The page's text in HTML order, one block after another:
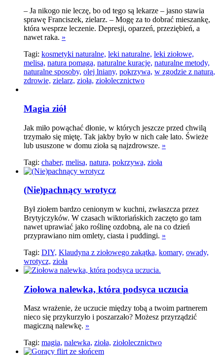
– Ja nikogo nie leczę, bo od tego są lekarze – jasno stawia
sprawę Franciszek, zielarz. – Mogę za to dobrać mieszankę,
która wesprze leczenie. Depresji, oparzeń, przeziębień, a
nawet raka. »
Tagi: kosmetyki naturalne, leki naturalne, leki ziołowe,
melisa, natura pomaga, naturalne kuracje, naturalne metody,
naturalne sposoby, olej lniany, pokrzywa, w zgodzie z naturą,
zdrowie, zielarz, zioła, ziołolecznictwo
Magia ziół
Jak miło powąchać dłonie, w których jeszcze przed chwilą
trzymało się miętę. Tak jakby było w nich całe lato. Świeże
lub ususzone w domu zioła są najzdrowsze. »
Tagi: chaber, melisa, natura, pokrzywa, zioła
(Nie)pachnący wrotycz
Był ziołem bardzo cenionym w kuchni, zwłaszcza przez
Brytyjczyków. W czasach wiktoriańskich zaczęto go tam
nawet uprawiać jako roślinę ozdobną, ale na co dzień
przyprawiano nim omlety, ciasta i puddingi. »
Tagi: DIY, Klaudyna z ziołowego zakątka, komary, owady,
wrotycz, zioła
Ziołowa nalewka, która podsyca uczucia
Masz wrażenie, że uczucie między tobą a twoim partnerem
nieco się przykurzyło i poszarzało? Możesz przyrządzić
magiczną nalewkę. »
Tagi: magia, nalewka, zioła, ziołolecznictwo